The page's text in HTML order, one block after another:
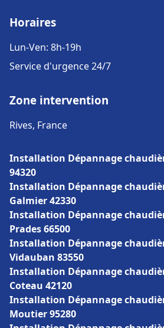
Horaires
Lun-Ven: 8h-19h
Service d'urgence 24/7
Zone intervention
Rives, France
Installation Dépannage
94320
Installation Dépannage
Galmier 42330
Installation Dépannage
Prades 66500
Installation Dépannage
Vidauban 83550
Installation Dépannage
Coteau 42120
Installation Dépannage
Moutier 95280